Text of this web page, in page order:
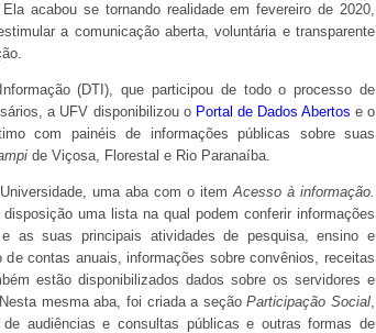
acabou se tornando realidade em fevereiro de 2020,
a comunicação aberta, voluntária e transparente
(DTI), que participou de todo o processo de
a UFV disponibilizou o Portal de Dados Abertos e o
com painéis de informações públicas sobre suas
de Viçosa, Florestal e Rio Paranaíba.
uma aba com o itemAcesso à informação.
uma lista na qual podem conferir informações
as suas principais atividades de pesquisa, ensino e
contas anuais, informações sobre convênios, receitas
estão disponibilizados dados sobre os servidores e
mesma aba, foi criada a seçãoParticipação Social,
audiências e consultas públicas e outras formas de